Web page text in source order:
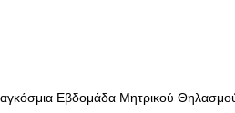
Εβδομάδα Μητρικού